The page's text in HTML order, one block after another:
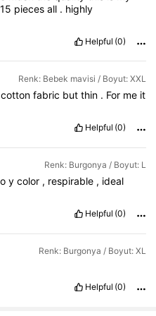
15 piecesall . highly
Helpful (0)
Renk: Bebek mavisi / Boyut: XXL
cotton fabric but thin . For me it
Helpful (0)
Renk: Burgonya / Boyut: L
o y color , respirable , ideal
Helpful (0)
Renk: Burgonya / Boyut: XL
Helpful (0)